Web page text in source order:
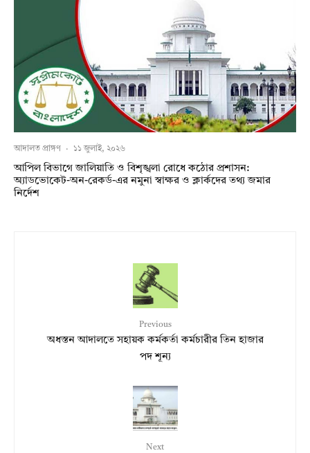
আদালত প্রাঙ্গণ · ১১ জুলাই, ২০২৬
আপিল বিভাগে জালিয়াতি ও বিশৃঙ্খলা রোধে কঠোর প্রশাসন:
অ্যাডভোকেট-অন-রেকর্ড-এর নমুনা স্বাক্ষর ও ক্লার্কদের তথ্য জমার
নির্দেশ
Previous
অধস্তন আদালতে সহায়ক কর্মকর্তা কর্মচারীর তিন হাজার
পদ শূন্য
Next